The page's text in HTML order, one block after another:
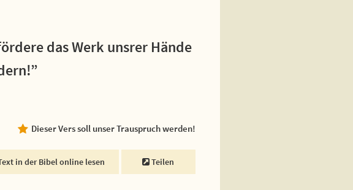
das Werk unsrer Hände
Dieser Vers soll unser Trauspruch werden!
in der Bibel online lesen Teilen